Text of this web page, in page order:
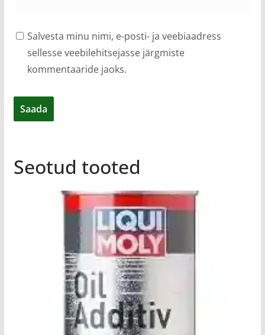
Salvesta minu nimi, e-posti- ja veebiaadress
sellesse veebilehitsejasse järgmiste
kommentaaride jaoks.
Seotud tooted